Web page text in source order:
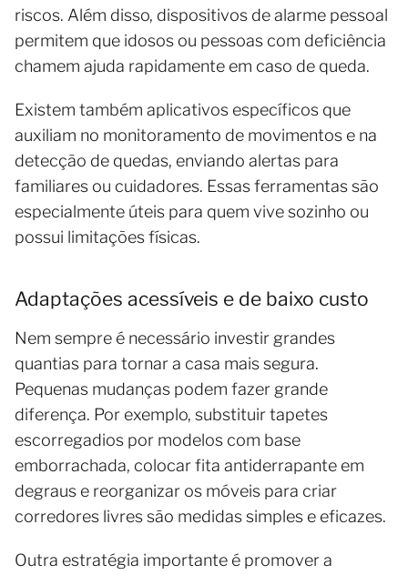
riscos. Além disso, dispositivos de alarme pessoal
permitem que idosos ou pessoas com deficiência
chamem ajuda rapidamente em caso de queda.
Existem também aplicativos específicos que
auxiliam no monitoramento de movimentos e na
detecção de quedas, enviando alertas para
familiares ou cuidadores. Essas ferramentas são
especialmente úteis para quem vive sozinho ou
possui limitações físicas.
Adaptações acessíveis e de baixo custo
Nem sempre é necessário investir grandes
quantias para tornar a casa mais segura.
Pequenas mudanças podem fazer grande
diferença. Por exemplo, substituir tapetes
escorregadios por modelos com base
emborrachada, colocar fita antiderrapante em
degraus e reorganizar os móveis para criar
corredores livres são medidas simples e eficazes.
Outra estratégia importante é promover a